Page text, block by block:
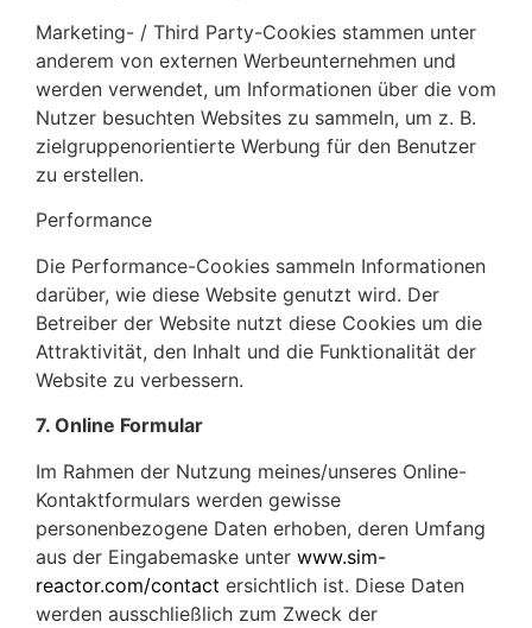
Marketing- / Third Party-Cookies stammen unter
anderem von externen Werbeunternehmen und
werden verwendet, um Informationen über die vom
Nutzer besuchten Websites zu sammeln, um z. B.
zielgruppenorientierte Werbung für den Benutzer
zu erstellen.
Performance
Die Performance-Cookies sammeln Informationen
darüber, wie diese Website genutzt wird. Der
Betreiber der Website nutzt diese Cookies um die
Attraktivität, den Inhalt und die Funktionalität der
Website zu verbessern.
7. Online Formular
Im Rahmen der Nutzung meines/unseres Online-
Kontaktformulars werden gewisse
personenbezogene Daten erhoben, deren Umfang
aus der Eingabemaske unter www.sim-
reactor.com/contact ersichtlich ist. Diese Daten
werden ausschließlich zum Zweck der